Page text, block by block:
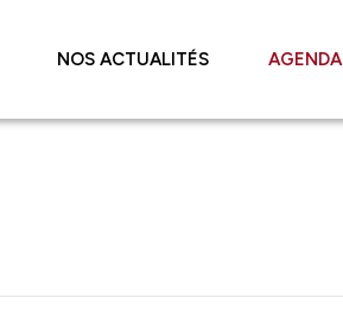
NOS ACTUALITÉS AGENDA